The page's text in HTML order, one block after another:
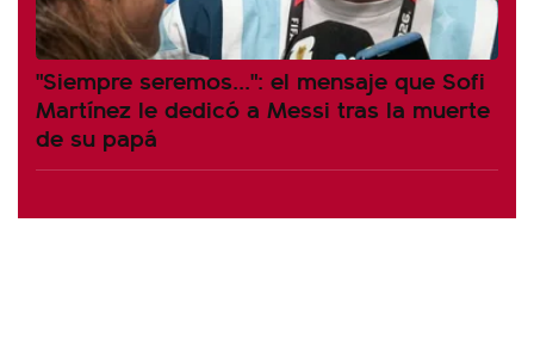
"Siempre seremos...": el mensaje que Sofi
Martínez le dedicó a Messi tras la muerte
de su papá